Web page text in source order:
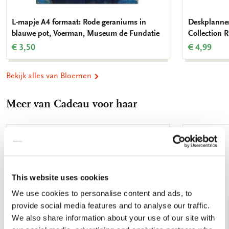
This website uses cookies
We use cookies to personalise content and ads, to
provide social media features and to analyse our traffic.
We also share information about your use of our site with
L-mapje A4 formaat: Rode geraniums in
blauwe pot, Voerman, Museum de Fundatie
€ 3,50
Collection
€ 4,99
Bekijk alles van Bloemen
Meer van Cadeau voor haar
Toevoegen